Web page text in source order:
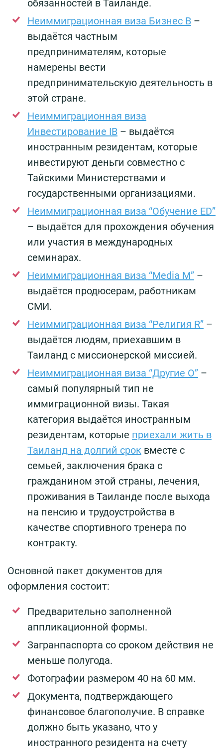
обязанностей в Таиланде.
Неиммиграционная виза Бизнес B –
выдаётся частным
предпринимателям, которые
намерены вести
предпринимательскую деятельность в
этой стране.
Неиммиграционная виза
Инвестирование IB – выдаётся
иностранным резидентам, которые
инвестируют деньги совместно с
Тайскими Министерствами и
государственными организациями.
Неиммиграционная виза “Обучение ED”
– выдаётся для прохождения обучения
или участия в международных
семинарах.
Неиммиграционная виза “Media M” –
выдаётся продюсерам, работникам
СМИ.
Неиммиграционная виза “Религия R” –
выдаётся людям, приехавшим в
Таиланд с миссионерской миссией.
Неиммиграционная виза “Другие О” –
самый популярный тип не
иммиграционной визы. Такая
категория выдаётся иностранным
резидентам, которые приехали жить в
Таиланд на долгий срок вместе с
семьей, заключения брака с
гражданином этой страны, лечения,
проживания в Таиланде после выхода
на пенсию и трудоустройства в
качестве спортивного тренера по
контракту.
Основной пакет документов для
оформления состоит:
Предварительно заполненной
аппликационной формы.
Загранпаспорта со сроком действия не
меньше полугода.
Фотографии размером 40 на 60 мм.
Документа, подтверждающего
финансовое благополучие. В справке
должно быть указано, что у
иностранного резидента на счету